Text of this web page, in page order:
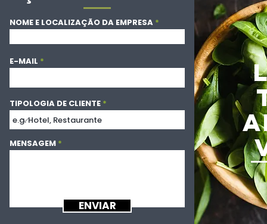
NOME E LOCALIZAÇÃO DA EMPRESA
E-MAIL
TIPOLOGIA DE CLIENTE
MENSAGEM
ENVIAR